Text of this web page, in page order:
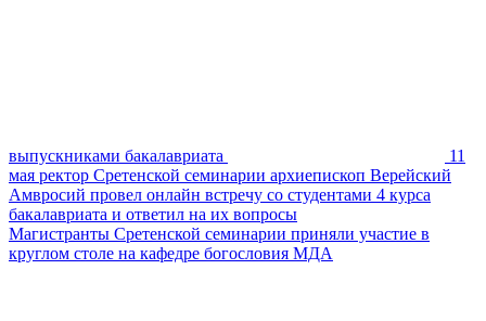
выпускниками бакалавриата
11
мая ректор Сретенской семинарии архиепископ Верейский
Амвросий провел онлайн встречу со студентами 4 курса
бакалавриата и ответил на их вопросы
Магистранты Сретенской семинарии приняли участие в
круглом столе на кафедре богословия МДА